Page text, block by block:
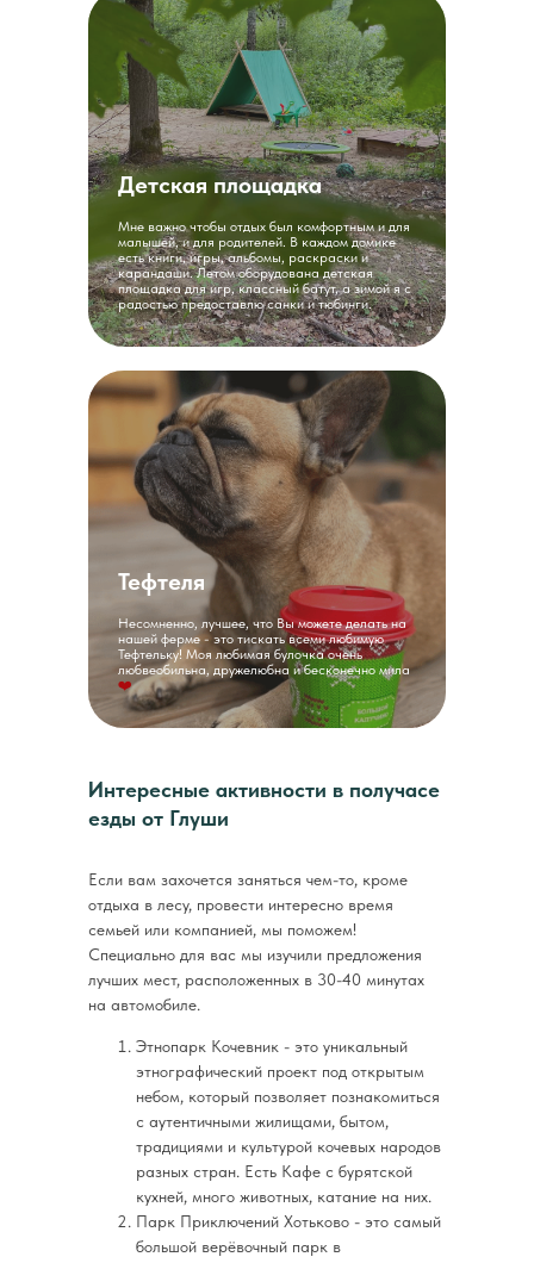
Интересные активности в получасе
езды от Глуши
Детская площадка
Мне важно чтобы отдых был комфортным и для
малышей, и для родителей. В каждом домике
есть книги, игры, альбомы, раскраски и
карандаши. Летом оборудована детская
площадка для игр, классный батут, а зимой я с
радостью предоставлю санки и тюбинги.
Тефтеля
Несомненно, лучшее, что Вы можете делать на
нашей ферме - это тискать всеми любимую
Тефтельку! Моя любимая булочка очень
любвеобильна, дружелюбна и бесконечно мила
❤️
Если вам захочется заняться чем-то, кроме
отдыха в лесу, провести интересно время
семьей или компанией, мы поможем!
Специально для вас мы изучили предложения
лучших мест, расположенных в 30-40 минутах
на автомобиле.
Этнопарк Кочевник - это уникальный
этнографический проект под открытым
небом, который позволяет познакомиться
с аутентичными жилищами, бытом,
традициями и культурой кочевых народов
разных стран. Есть Кафе с бурятской
кухней, много животных, катание на них.
Парк Приключений Хотьково - это самый
большой верёвочный парк в